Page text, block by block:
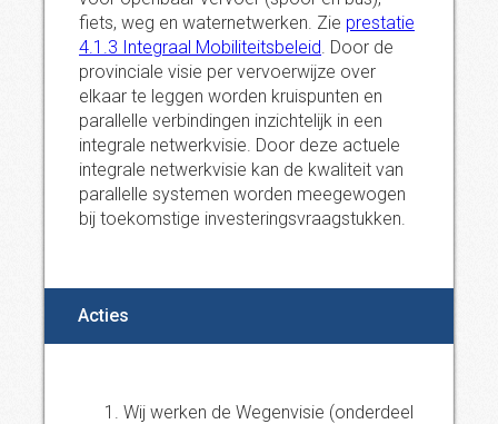
fiets, weg en waternetwerken. Zie prestatie
4.1.3 Integraal Mobiliteitsbeleid. Door de
provinciale visie per vervoerwijze over
elkaar te leggen worden kruispunten en
parallelle verbindingen inzichtelijk in een
integrale netwerkvisie. Door deze actuele
integrale netwerkvisie kan de kwaliteit van
parallelle systemen worden meegewogen
bij toekomstige investeringsvraagstukken.
Acties
Wij werken de Wegenvisie (onderdeel